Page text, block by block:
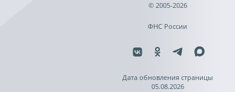
© 2005-2026
ФНС России
Дата обновления страницы
05.08.2026